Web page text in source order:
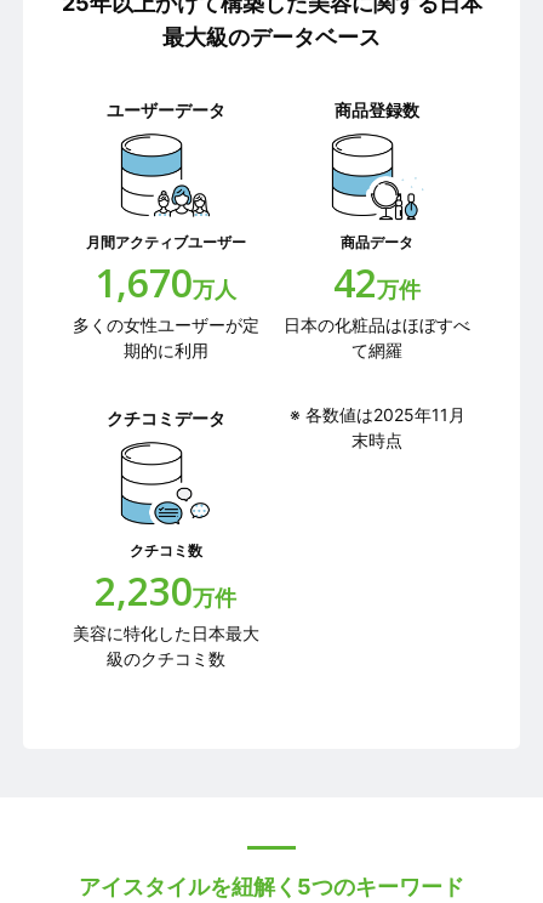
最大級のデータベース
ユーザーデータ
月間アクティブユーザー
1,670万人
多くの女性ユーザーが定
期的に利用
商品登録数
商品データ
42万件
日本の化粧品はほぼすべ
て網羅
クチコミデータ
クチコミ数
2,230万件
美容に特化した日本最大
級のクチコミ数
※ 各数値は2025年11月
末時点
アイスタイルを紐解く5つのキーワード